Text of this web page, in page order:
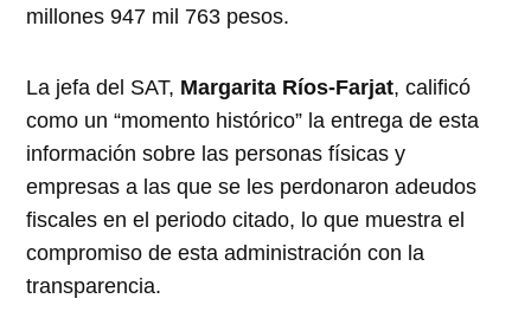
millones 947 mil 763 pesos.
La jefa del SAT, Margarita Ríos-Farjat, calificó
como un “momento histórico” la entrega de esta
información sobre las personas físicas y
empresas a las que se les perdonaron adeudos
fiscales en el periodo citado, lo que muestra el
compromiso de esta administración con la
transparencia.